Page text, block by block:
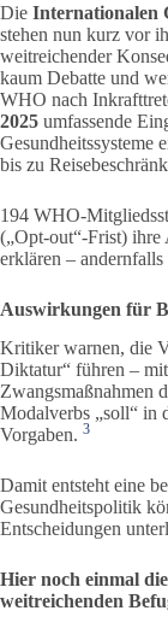
Die Internationalen
stehen nun kurz vor
weitreichender
kaum Debatte und
WHO nach
2025 umfassende
Gesundheitssysteme
bis zu
194 WHO-
(„Opt-out“-Frist)
erklären –
Auswirkungen für
Kritiker warnen, die
Diktatur“ führen –
Zwangsmaßnahmen
Modalverbs „soll“ in
Vorgaben. 3
Damit entsteht eine
Gesundheitspolitik
Entscheidungen
Hier noch einmal
weitreichenden